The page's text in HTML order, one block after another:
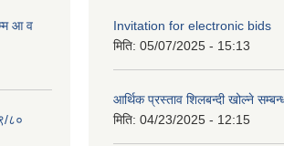
आ व
८०
Invitation for electronic bids
मिति: 05/07/2025 - 15:13
आर्थिक प्रस्ताव शिलबन्दी खोल्ने
मिति: 04/23/2025 - 12:15